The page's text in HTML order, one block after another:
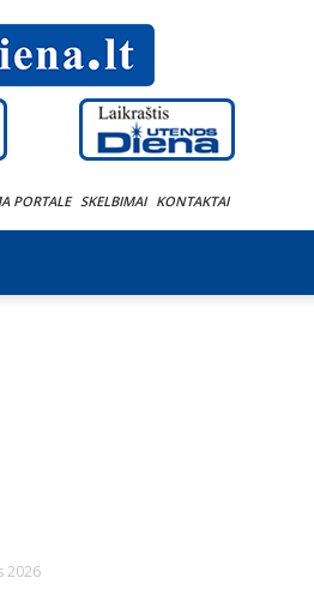
PORTALE SKELBIMAI KONTAKTAI
2026